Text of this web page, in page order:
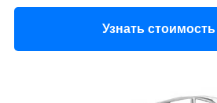
Узнать стоимость